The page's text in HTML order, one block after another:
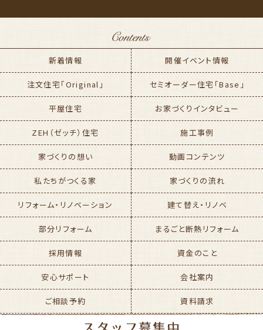
新着情報 開催イベント情報
注文住宅「Original」 セミオーダー住宅「Base」
平屋住宅 お家づくりインタビュー
ZEH（ゼッチ）住宅 施工事例
家づくりの想い 動画コンテンツ
私たちがつくる家 家づくりの流れ
リフォーム・リノベーション 建て替え・リノベ
部分リフォーム まるごと断熱リフォーム
採用情報 資金のこと
安心サポート 会社案内
ご相談予約 資料請求